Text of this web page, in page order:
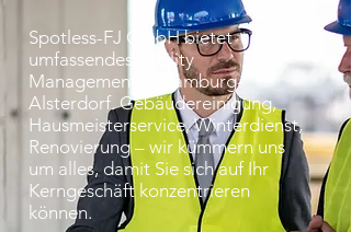
Spotless-FJ GmbH bietet
umfassendes Facility
Management in Hamburg-
Alsterdorf. Gebäudereinigung,
Hausmeisterservice, Winterdienst,
Renovierung – wir kümmern uns
um alles, damit Sie sich auf Ihr
Kerngeschäft konzentrieren
können.